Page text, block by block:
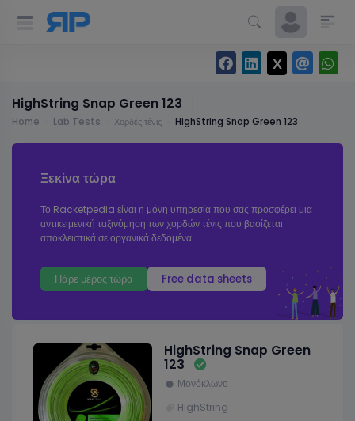
HighString Snap Green 123
Home Lab Tests Χορδές τένις HighString Snap Green 123
Ξεκίνα τώρα
Το Racketpedia είναι η μόνη υπηρεσία που σας προσφέρει μια
αντικειμενική ταξινόμηση των χορδών τένις που βασίζεται
αποκλειστικά σε οργανικά δεδομένα.
Πάρε μέρος τώρα Free data sheets
HighString Snap Green
123
Μονόκλωνο
HighString